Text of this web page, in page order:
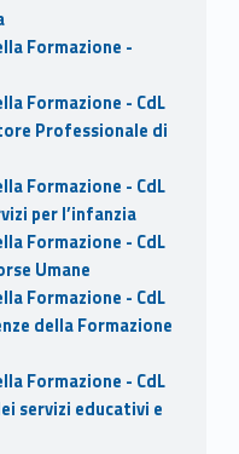
Formazione -
Formazione - CdL
Professionale di
Formazione - CdL
per l’infanzia
Formazione - CdL
Umane
Formazione - CdL
della Formazione
Formazione - CdL
servizi educativi e